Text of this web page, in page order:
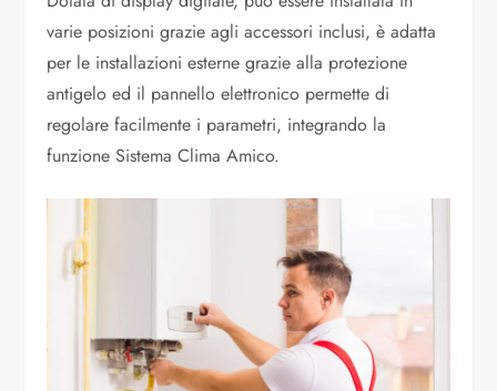
varie posizioni grazie agli accessori inclusi, è adatta
per le installazioni esterne grazie alla protezione
antigelo ed il pannello elettronico permette di
regolare facilmente i parametri, integrando la
funzione Sistema Clima Amico.